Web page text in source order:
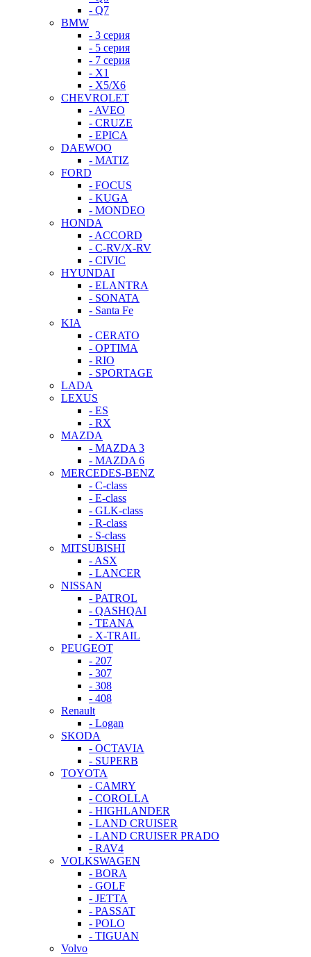
- Q7
BMW
- 3 серия
- 5 серия
- 7 серия
- X1
- X5/X6
CHEVROLET
- AVEO
- CRUZE
- EPICA
DAEWOO
- MATIZ
FORD
- FOCUS
- KUGA
- MONDEO
HONDA
- ACCORD
- C-RV/X-RV
- CIVIC
HYUNDAI
- ELANTRA
- SONATA
- Santa Fe
KIA
- CERATO
- OPTIMA
- RIO
- SPORTAGE
LADA
LEXUS
- ES
- RX
MAZDA
- MAZDA 3
- MAZDA 6
MERCEDES-BENZ
- C-class
- E-class
- GLK-class
- R-class
- S-class
MITSUBISHI
- ASX
- LANCER
NISSAN
- PATROL
- QASHQAI
- TEANA
- X-TRAIL
PEUGEOT
- 207
- 307
- 308
- 408
Renault
- Logan
SKODA
- OCTAVIA
- SUPERB
TOYOTA
- CAMRY
- COROLLA
- HIGHLANDER
- LAND CRUISER
- LAND CRUISER PRADO
- RAV4
VOLKSWAGEN
- BORA
- GOLF
- JETTA
- PASSAT
- POLO
- TIGUAN
Volvo